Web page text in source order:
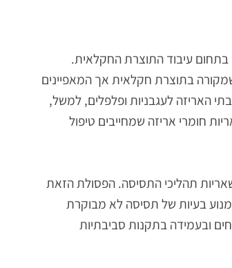
עיבוד התוצרת החקלאית.
בתוצרת חקלאית אך המאפיינים
חומרי אריזה שמחייבים טיפול
תהליכי התסיסה. הפסולת הזאת